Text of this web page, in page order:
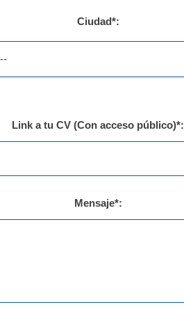
Ciudad*:
Link a tu CV (Con acceso público)*:
Mensaje*: